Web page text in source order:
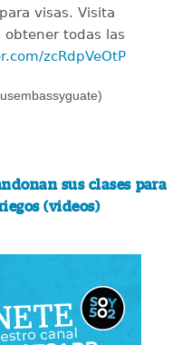
visas. Visita
todas las
zcRdpVeOtP
sus clases para
(videos)